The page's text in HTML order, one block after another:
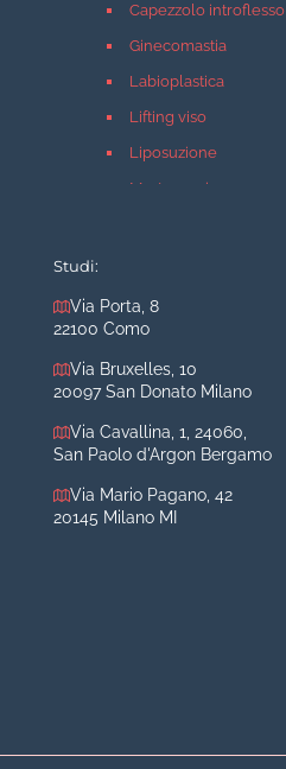
Capezzolo introflesso
Ginecomastia
Labioplastica
Lifting viso
Liposuzione
Mastopessi
Rinoplastica
Medicina estetica Milano
Acido ialuronico viso
Aumento labbra
Filler
Studi:
Via Porta, 8
22100 Como
Via Bruxelles, 10
20097 San Donato Milano
Via Cavallina, 1, 24060,
San Paolo d'Argon Bergamo
Via Mario Pagano, 42
20145 Milano MI